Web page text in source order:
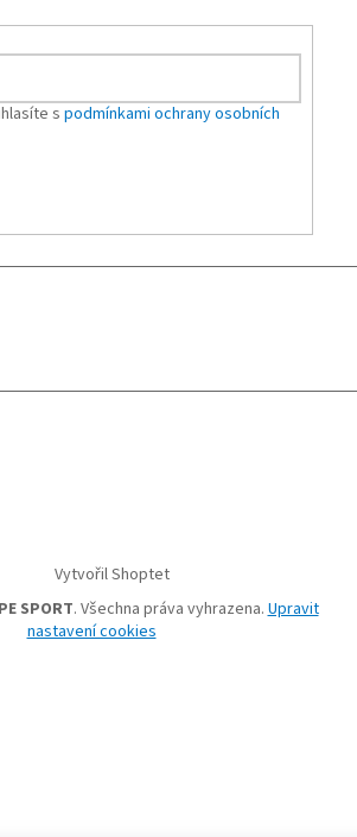
s podmínkami ochrany osobních
Vytvořil Shoptet
SPORT. Všechna práva vyhrazena. Upravit
nastavení cookies